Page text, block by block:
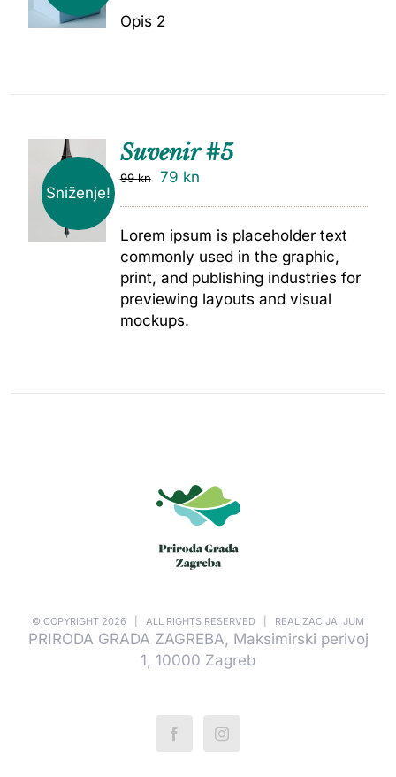
Opis 2
Sniženje!
Suvenir #5
99kn 79 kn
Lorem ipsum is placeholder text
commonly used in the graphic,
print, and publishing industries for
previewing layouts and visual
mockups.
© COPYRIGHT 2026 | ALL RIGHTS RESERVED | REALIZACIJA: JUM
PRIRODA GRADA ZAGREBA, Maksimirski perivoj
1, 10000 Zagreb